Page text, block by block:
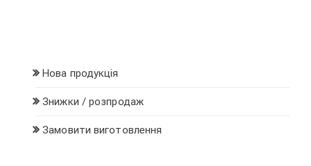
Нова продукція
Знижки / розпродаж
Замовити виготовлення